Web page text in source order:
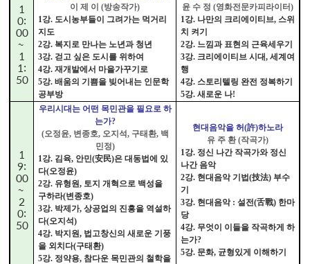
1
0:
00
~
1
1:
50
이 제 이 (방송작가)
1강. 도시농부들이 그려가는 먹거리
지도
2강. 복지로 만나는 노년과 청년
3강. 걷고 싶은 도시를 위하여
4강. 재개발에서 마을가꾸기로
5강. 배움의 기쁨을 빚어내는 인문학
공부방
윤 수 정 (영화전문카피라이터)
1강. 나만의 크리에이티브, 스위
치 켜기
2강. 느낌과 표현의 근육세우기
3강. 크리에이티브 시대, 세계여
행
4강. 스토리텔링 완전 정복하기
5강. 새로운 나!
1
9:
00
~
2
0:
50
우리시대는 어떤 목민관을 필요로 하
는가?
(오정윤, 변종호, 오지석, 구태환, 백
민정)
1강. 김육, 안민(安民)은 대동법에 있
다(오정윤)
2강. 유형원, 토지 개혁으로 백성을
구하라(변종호)
3강. 박제가, 상공업의 진흥을 역설하
다(오지석)
4강. 박지원, 법고창신의 새로운 기풍
을 외치다(구태환)
5강. 정약용, 참다운 목민관의 철학을
현대음악을 허(許)하노라
유 주 환 (작곡가)
1강. 정신 나간 작곡가와 정신
나간 음악
2강. 현대음악 기법(技法) 부수
기
3강. 현대음악 : 설전(舌戰) 한마
당
4강. 무엇이 이들을 작곡하게 하
는가?
5강. 문화, 균형있게 이해하기